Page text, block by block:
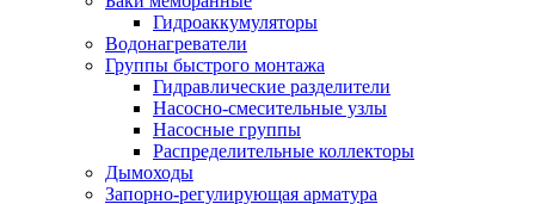
Гидроаккумуляторы
Водонагреватели
Группы быстрого монтажа
Гидравлические разделители
Насосно-смесительные узлы
Насосные группы
Распределительные коллекторы
Дымоходы
Запорно-регулирующая арматура